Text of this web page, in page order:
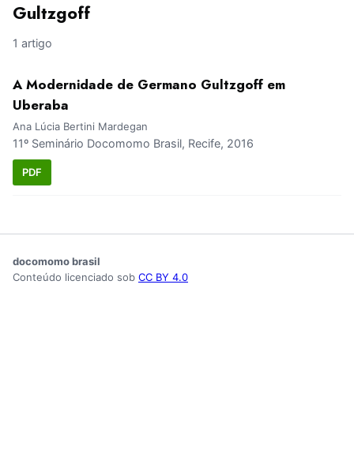
Gultzgoff
1 artigo
A Modernidade de Germano Gultzgoff em
Uberaba
Ana Lúcia Bertini Mardegan
11º Seminário Docomomo Brasil, Recife, 2016
PDF
docomomo brasil
Conteúdo licenciado sob CC BY 4.0